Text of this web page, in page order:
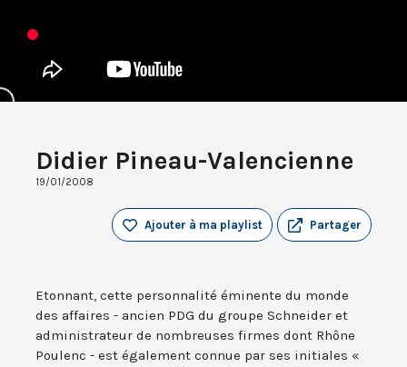
Didier Pineau-Valencienne
19/01/2008
Partager
Ajouter à ma playlist
Etonnant, cette personnalité éminente du monde
des affaires - ancien PDG du groupe Schneider et
administrateur de nombreuses firmes dont Rhône
Poulenc - est également connue par ses initiales «